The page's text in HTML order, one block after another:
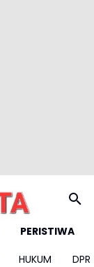
PERISTIWA
HUKUM
DPR